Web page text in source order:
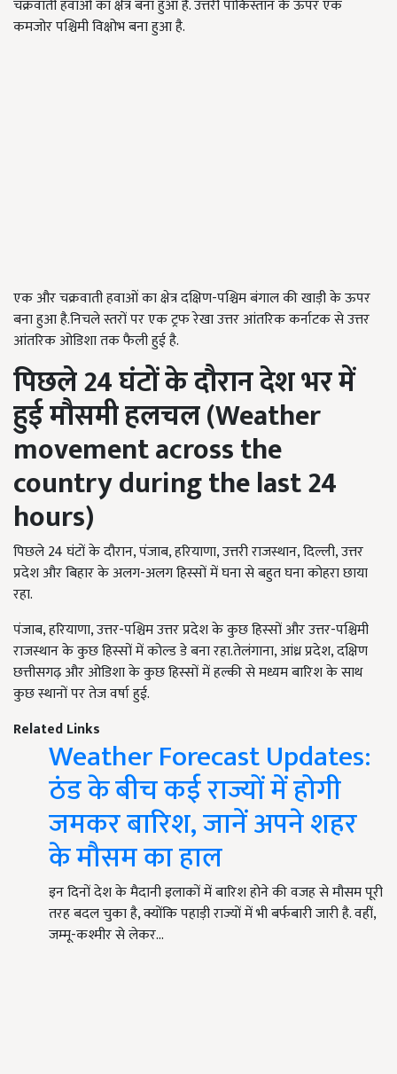
चक्रवाती हवाओं का क्षेत्र बना हुआ है. उत्तरी पाकिस्तान के ऊपर एक
कमजोर पश्चिमी विक्षोभ बना हुआ है.
एक और चक्रवाती हवाओं का क्षेत्र दक्षिण-पश्चिम बंगाल की खाड़ी के ऊपर
बना हुआ है.निचले स्तरों पर एक ट्रफ रेखा उत्तर आंतरिक कर्नाटक से उत्तर
आंतरिक ओडिशा तक फैली हुई है.
पिछले 24घंटों के दौरान देश भर में
हुई मौसमी हलचल (Weather
movement across the
country during the last 24
hours)
पिछले 24 घंटों के दौरान, पंजाब, हरियाणा, उत्तरी राजस्थान, दिल्ली, उत्तर
प्रदेश और बिहार के अलग-अलग हिस्सों में घना से बहुत घना कोहरा छाया
रहा.
पंजाब, हरियाणा, उत्तर-पश्चिम उत्तर प्रदेश के कुछ हिस्सों और उत्तर-पश्चिमी
राजस्थान के कुछ हिस्सों में कोल्ड डे बना रहा.तेलंगाना, आंध्र प्रदेश, दक्षिण
छत्तीसगढ़ और ओडिशा के कुछ हिस्सों में हल्की से मध्यम बारिश के साथ
कुछ स्थानों पर तेज वर्षा हुई.
Related Links
Weather Forecast Updates:
ठंड के बीच कई राज्यों में होगी
जमकर बारिश, जानें अपने शहर
के मौसम का हाल
इन दिनों देश के मैदानी इलाकों में बारिश होने की वजह से मौसम पूरी
तरह बदल चुका है, क्योंकि पहाड़ी राज्यों में भी बर्फबारी जारी है. वहीं,
जम्मू-कश्मीर से लेकर…